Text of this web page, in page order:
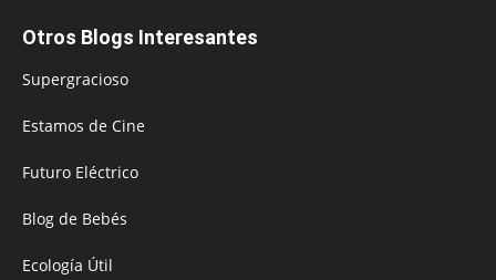
Otros Blogs Interesantes
Supergracioso
Estamos de Cine
Futuro Eléctrico
Blog de Bebés
Ecología Útil